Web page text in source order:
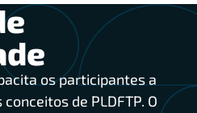
os participantes a
de PLDFTP. O